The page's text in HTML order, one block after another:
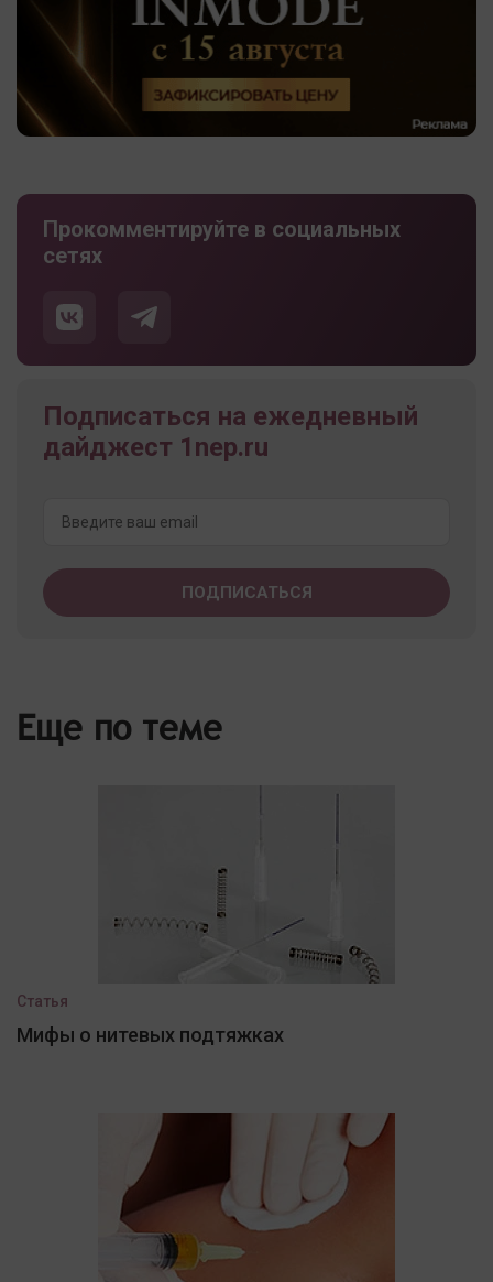
Прокомментируйте в социальных
сетях
Подписаться на ежедневный
дайджест 1nep.ru
Еще по теме
Статья
Мифы о нитевых подтяжках